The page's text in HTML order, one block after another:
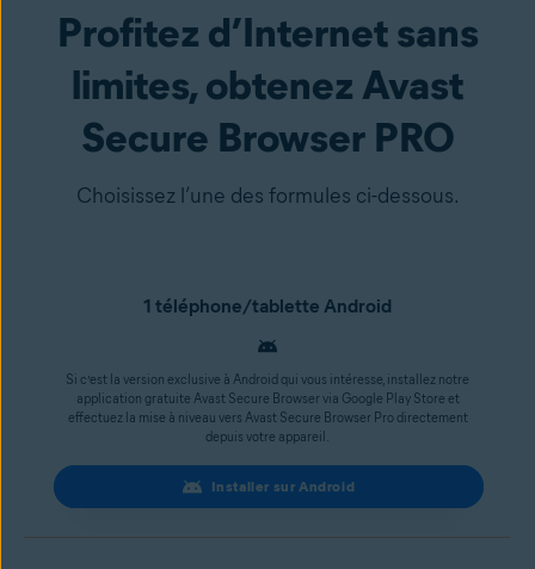
Profitez d’Internet sans
limites, obtenez Avast
Secure Browser PRO
Choisissez l’une des formules ci-dessous.
1 téléphone/tablette Android
Si c’est la version exclusive à Android qui vous intéresse, installez notre
application gratuite Avast Secure Browser via Google Play Store et
effectuez la mise à niveau vers Avast Secure Browser Pro directement
depuis votre appareil.
Installer sur Android